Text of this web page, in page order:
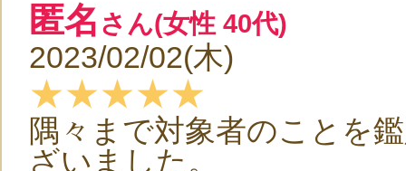
匿名 さん(女性 40代)
2023/02/02(木)
★★★★★
隅々まで対象者のことを
ざいました。